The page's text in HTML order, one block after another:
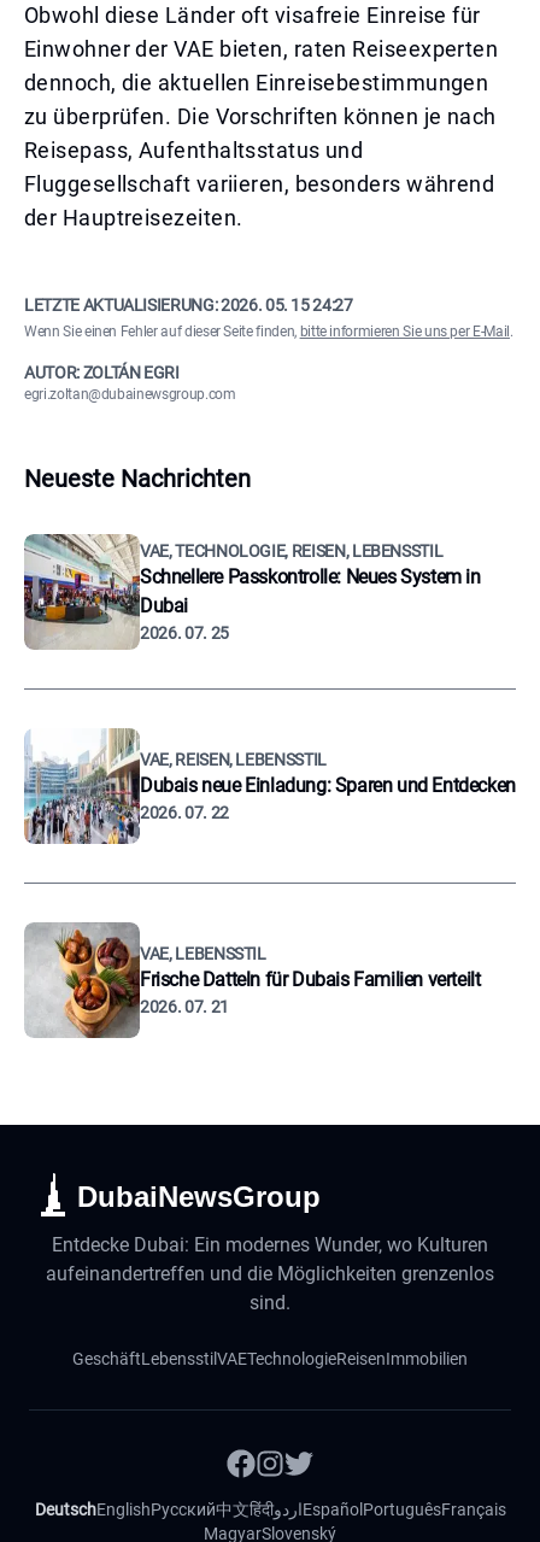
Obwohl diese Länder oft visafreie Einreise für
Einwohner der VAE bieten, raten Reiseexperten
dennoch, die aktuellen Einreisebestimmungen
zu überprüfen. Die Vorschriften können je nach
Reisepass, Aufenthaltsstatus und
Fluggesellschaft variieren, besonders während
der Hauptreisezeiten.
LETZTE AKTUALISIERUNG:2026. 05. 15 24:27
Wenn Sie einen Fehler auf dieser Seite finden, bitte informieren Sie uns per E-Mail .
AUTOR: ZOLTÁN EGRI
egri.zoltan@dubainewsgroup.com
Neueste Nachrichten
VAE, TECHNOLOGIE, REISEN, LEBENSSTIL
Schnellere Passkontrolle: Neues System in
Dubai
2026. 07. 25
VAE, REISEN, LEBENSSTIL
Dubais neue Einladung: Sparen und Entdecken
2026. 07. 22
VAE, LEBENSSTIL
Frische Datteln für Dubais Familien verteilt
2026. 07. 21
DubaiNewsGroup
Entdecke Dubai: Ein modernes Wunder, wo Kulturen
aufeinandertreffen und die Möglichkeiten grenzenlos
sind.
GeschäftLebensstilVAETechnologieReisenImmobilien
DeutschEnglishРусский中文हिंदीاردوEspañol PortuguêsFrançais
MagyarSlovenský